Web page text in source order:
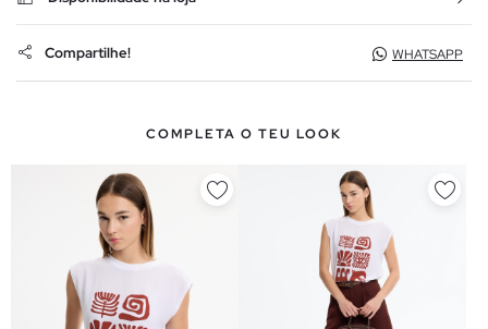
Compartilhe! WHATSAPP
COMPLETA O TEU LOOK